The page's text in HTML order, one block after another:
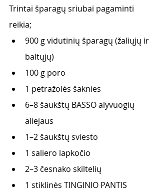
Trintai šparagų sriubai pagaminti
reikia;
900 g vidutinių šparagų (žaliųjų ir
baltųjų)
100 g poro
1 petražolės šaknies
6–8 šaukštų BASSO alyvuogių
aliejaus
1–2 šaukštų sviesto
1 saliero lapkočio
2–3 česnako skiltelių
1 stiklinės TINGINIO PANTIS